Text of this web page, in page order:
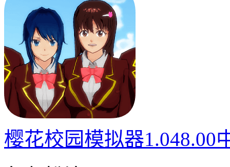
樱花校园模拟器1.048.00